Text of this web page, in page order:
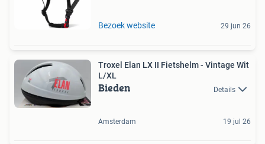
Bezoek website 29 jun 26
Troxel Elan LX II Fietshelm - Vintage Wit
L/XL
Bieden Details
Amsterdam 19 jul 26